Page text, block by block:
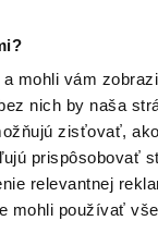
mohli vám
nich by naša
zisťovať,
prispôsobovať
relevantnej
mohli používať